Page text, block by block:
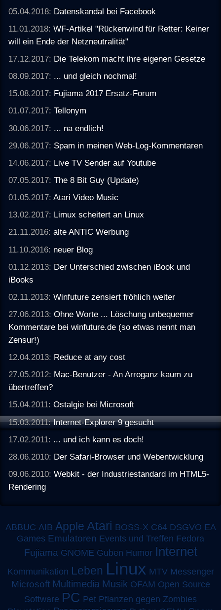
05.04.2018: Datenskandal bei Facebook
11.01.2018:WF-Artikel "Rückenwind für Retter: Keiner
will ein Ende der Netzneutralität"
17.12.2017: Die Telekom macht ihre eigenen Gesetze
08.09.2017: ... und gleich nochmal!
15.08.2017: Fujiama 2017 Ersatz-Forum
01.07.2017:Tellonym
30.06.2017: ... na endlich!
29.06.2017: Spam in meinen Web-Log-Kommentaren
14.06.2017: Live TV Sender auf Youtube
07.05.2017:The 8 Bit Guy (Update)
01.05.2017:Atari Video Music
13.02.2017: Limux scheitert an Linux
21.11.2016:alte ANTIC Werbung
11.10.2016: neuer Blog
01.12.2013: Der Unterschied zwischen iBook und
iBooks
02.11.2013:Winfuture zensiert fröhlich weiter
27.06.2013:Ohne Worte ... Löschung unbequemer
Kommentare bei winfuture.de (so etwas nennt man
Zensur!)
12.04.2013: Reduce at any cost
27.05.2012: Mac-Benutzer - An Arroganz kaum zu
übertreffen?
15.04.2011:Ostalgie bei Microsoft
15.03.2011:Internet-Explorer 9 gesucht
17.02.2011: ... und ich kann es doch!
28.06.2010: Der Safari-Browser und Webentwicklung
09.06.2010:Webkit - der Industriestandard im HTML5-
Rendering
ABBUC AIB Apple Atari BOSS-X C64 DSGVO EA
Games Emulatoren Events und Treffen Fedora
Fujiama GNOME Guben Humor Internet
Kommunikation Leben Linux MTV Messenger
Microsoft Multimedia Musik OFAM Open Source
Software PC Pet Pflanzen gegen Zombies